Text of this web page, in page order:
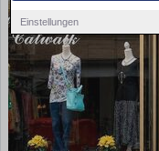
Einstellungen